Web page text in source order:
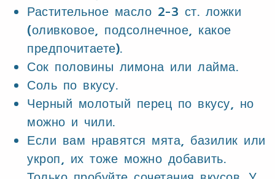
Растительное масло 2-3 ст. ложки
(оливковое, подсолнечное, какое
предпочитаете).
Сок половины лимона или лайма.
Соль по вкусу.
Черный молотый перец по вкусу, но
можно и чили.
Если вам нравятся мята, базилик или
укроп, их тоже можно добавить.